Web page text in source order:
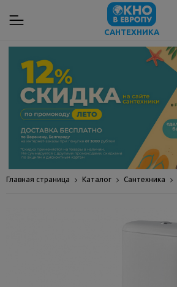
САНТЕХНИКА
Главная страница Каталог Сантехника